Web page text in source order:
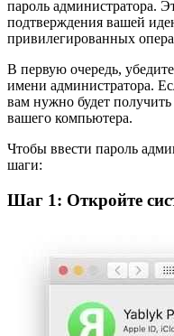
пароль администратора.
подтверждения вашей
привилегированных
В первую очередь,
имени администратора.
вам нужно будет
вашего компьютера.
Чтобы ввести пароль
шаги:
Шаг 1: Откройте